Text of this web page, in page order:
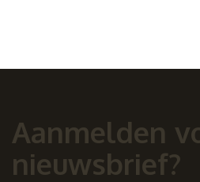
Aanmelden
nieuwsbrief?